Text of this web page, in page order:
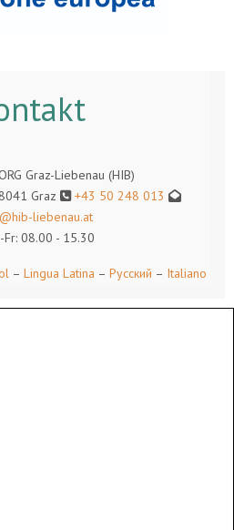
Graz-Liebenau (HIB)
Graz
+43 50 248 013
liebenau.at
Fr: 08.00 - 15.30
– Lingua Latina – Русский – Italiano